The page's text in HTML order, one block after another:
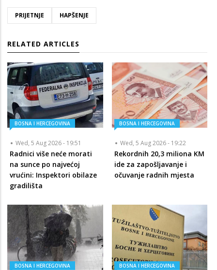
PRIJETNJE HAPŠENJE
RELATED ARTICLES
BOSNA I HERCEGOVINA
Wed, 5 Aug 2026 - 19:51
Radnici više neće morati
na sunce po najvećoj
vrućini: Inspektori obilaze
gradilišta
BOSNA I HERCEGOVINA
Wed, 5 Aug 2026 - 19:22
Rekordnih 20,3 miliona KM
ide za zapošljavanje i
očuvanje radnih mjesta
BOSNA I HERCEGOVINA BOSNA I HERCEGOVINA